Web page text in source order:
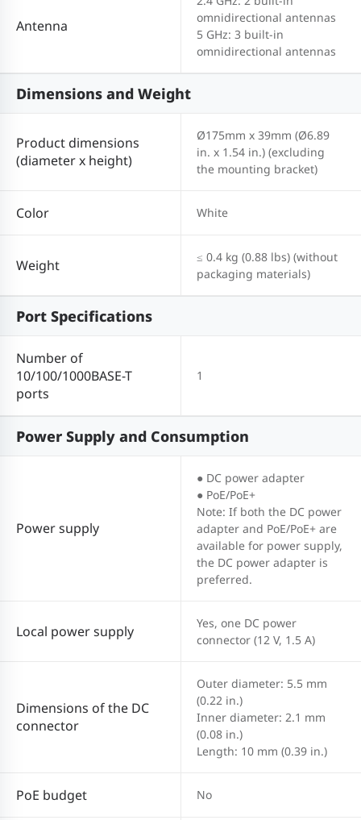
Antenna
omnidirectional antennas
5 GHz: 3 built-in
omnidirectional antennas
Dimensions and Weight
Product dimensions
(diameter x height)
Ø175mm x 39mm (Ø6.89
in. x 1.54 in.) (excluding
the mounting bracket)
Color White
Weight
≤ 0.4 kg (0.88 lbs) (without
packaging materials)
Port Specifications
Number of
10/100/1000BASE-T
ports
1
Power Supply and Consumption
Power supply
● DC power adapter
● PoE/PoE+
Note: If both the DC power
adapter and PoE/PoE+ are
available for power supply,
the DC power adapter is
preferred.
Local power supply
Yes, one DC power
connector (12 V, 1.5 A)
Dimensions of the DC
connector
Outer diameter: 5.5 mm
(0.22 in.)
Inner diameter: 2.1 mm
(0.08 in.)
Length: 10 mm (0.39 in.)
PoE budget No